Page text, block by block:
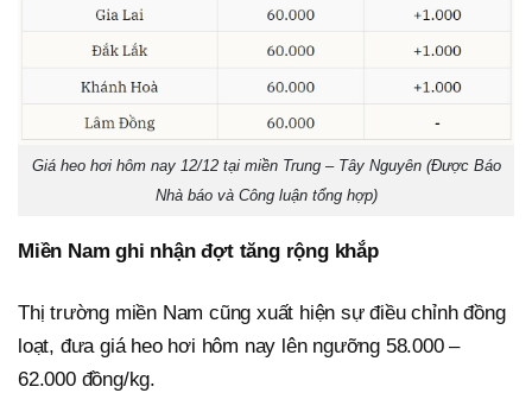
Giá heo hơi hôm nay 12/12 tại miền Trung – Tây Nguyên (Được Báo
Nhà báo và Công luận tổng hợp)
Miền Nam ghi nhận đợt tăng rộng khắp
Thị trường miền Nam cũng xuất hiện sự điều chỉnh đồng
loạt, đưa giá heo hơi hôm nay lên ngưỡng 58.000 –
62.000 đồng/kg.